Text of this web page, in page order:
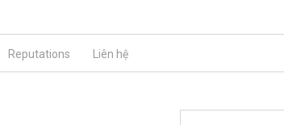
Reputations Liên hệ